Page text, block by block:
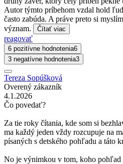
Autor týmto príbehom vzdal hold
často zabúda. A práve preto si
význam.
Čítať viac
reagovať
6 pozitívne hodnotenia6
3 negatívne hodnotenia3
Tereza Sopúšková
Overený zákazník
4.1.2026
Čo povedať?
Za tie roky čítania, kde som si
ma každý jeden vždy rozcupuje na
písaných s detského pohľadu a táto
No je výnimkou v tom, koho pohľad